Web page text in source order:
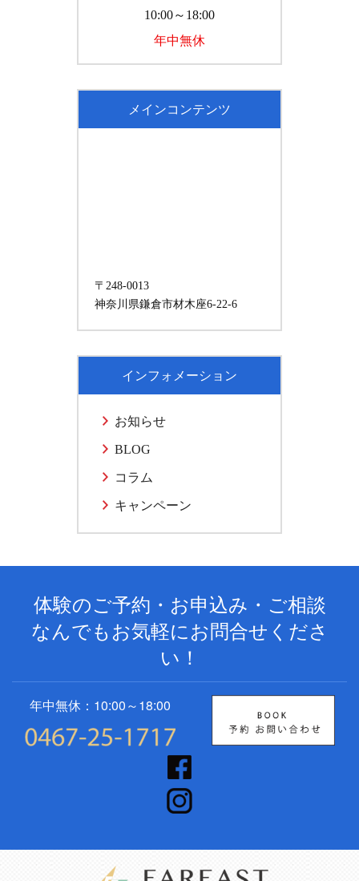
10:00～18:00
年中無休
メインコンテンツ
〒248-0013
神奈川県鎌倉市材木座6-22-6
インフォメーション
お知らせ
BLOG
コラム
キャンペーン
体験のご予約・お申込み・ご相談
なんでもお気軽にお問合せくださ
い！
年中無休：10:00～18:00